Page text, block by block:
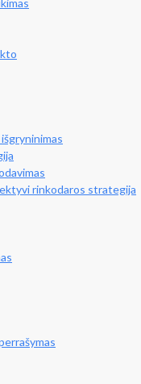
rinkodaros strategija